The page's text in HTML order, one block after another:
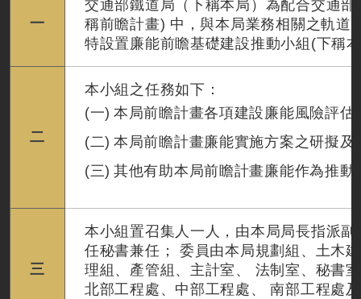
一
交通部鐵道局（下稱本局）為配合交通
稱前瞻計畫) 中，與本局業務相關之軌道
特設置廉能前瞻基礎建設推動小組(下稱
二
本小組之任務如下：
本局前瞻計畫各項建設廉能風險評估
本局前瞻計畫廉能實施方案之研擬及
其他有助本局前瞻計畫廉能作為推
三
本小組置召集人一人，由本局局長指派
任秘書兼任； 委員由本局規劃組、土木
理組、產管組、主計室、 法制室、秘書
北部工程處、中部工程處、 南部工程處